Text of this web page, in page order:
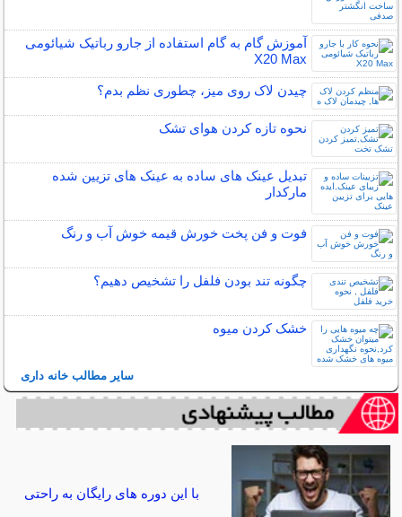
آموزش گام به گام استفاده از جارو رباتیک شیائومی
X20 Max
چیدن لاک روی میز، چطوری نظم بدم؟
نحوه تازه کردن هوای تشک
تبدیل عینک های ساده به عینک های تزیین شده
مارکدار
فوت و فن پخت خورش قیمه خوش آب و رنگ
چگونه تند بودن فلفل را تشخیص دهیم؟
خشک کردن میوه
سایر مطالب خانه داری
با این دوره های رایگان به راحتی